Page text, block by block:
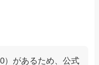
）があるため、公式